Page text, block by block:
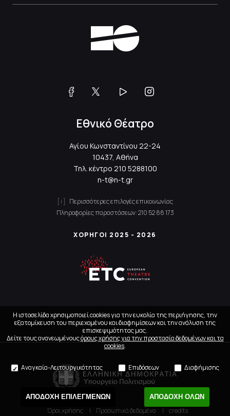
Εθνικό Θέατρο
Αγίου Κωνσταντίνου 22-24
10437, Αθήνα
Τηλ. κέντρο 210 5288100
n-t@n-t.gr
Περισσότερες επιλογές επικοινωνίας
Πληροφορίες παραστάσεων:210 52 88 173
ΧΟΡΗΓΟΙ 2025 - 2026
Όροι χρήσης Προσωπικά δεδομένα credits
Η ιστοσελίδα χρησιμοποιεί cookies για την ευκολία της περιήγησης, την
εξατομίκευση του περιεχομένου και διαφημίσεων και την ανάλυση της
επισκεψιμότητας μας.
Δείτε τους ανανεωμένουςόρους χρήσης για την προστασία δεδομένων και τα
cookies.
Αναγκαία-Λειτουργικότητας Επιδόσεων Διαφήμισης
ΑΠΟΔΟΧΗ ΕΠΙΛΕΓΜΕΝΩΝ ΑΠΟΔΟΧΗ ΟΛΩΝ